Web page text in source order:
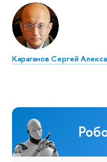
Караганов Сергей